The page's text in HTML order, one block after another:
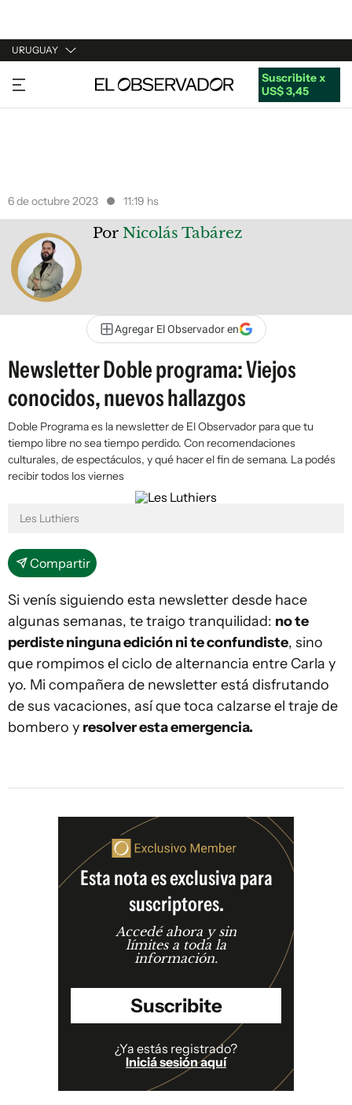
URUGUAY
URUGUAY
ARGENTINA
Suscribite x
US$ 3,45
6 de octubre 2023 11:19 hs
Por Nicolás Tabárez
Agregar El Observador en
Newsletter Doble programa: Viejos
conocidos, nuevos hallazgos
Doble Programa es la newsletter de El Observador para que tu
tiempo libre no sea tiempo perdido. Con recomendaciones
culturales, de espectáculos, y qué hacer el fin de semana. La podés
recibir todos los viernes
Les Luthiers
Compartir
Si venís siguiendo esta newsletter desde hace
algunas semanas, te traigo tranquilidad: no te
perdiste ninguna edición ni te confundiste, sino
que rompimos el ciclo de alternancia entre Carla y
yo. Mi compañera de newsletter está disfrutando
de sus vacaciones, así que toca calzarse el traje de
bombero y resolver esta emergencia.
Esta nota es exclusiva para
suscriptores.
Accedé ahora y sin
límites a toda la
información.
Suscribite
¿Ya estás registrado?
Iniciá sesión aquí